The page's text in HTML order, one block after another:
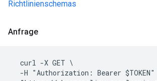
Richtlinienschemas
Anfrage
  curl -X GET \
-H "Authorization: Bearer $TOKEN"